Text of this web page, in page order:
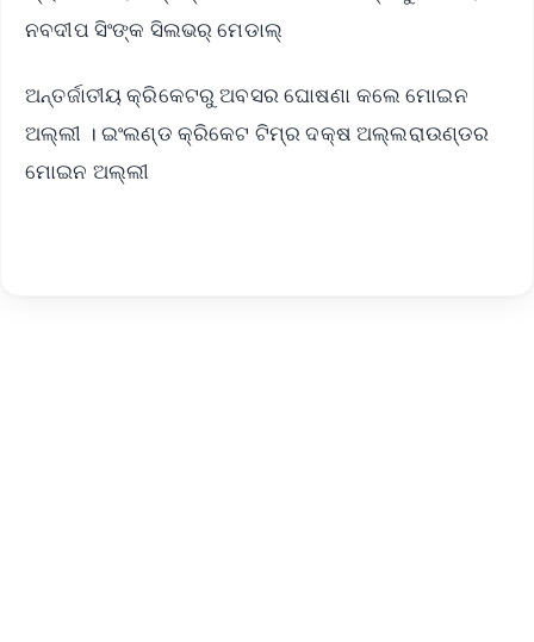
ନବଦୀପ ସିଂଙ୍କ ସିଲଭର୍ ମେଡାଲ୍
ଅନ୍ତର୍ଜାତୀୟ କ୍ରିକେଟରୁ ଅବସର ଘୋଷଣା କଲେ ମୋଇନ
ଅଲ୍ଲୀ । ଇଂଲଣ୍ଡ କ୍ରିକେଟ ଟିମ୍‌ର ଦକ୍ଷ ଅଲ୍ଲରାଉଣ୍ଡର
ମୋଇନ ଅଲ୍ଲୀ